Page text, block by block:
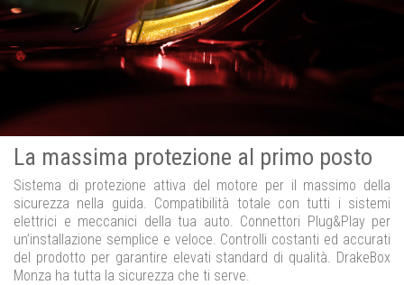
La massima protezione al primo posto
Sistema di protezione attiva del motore per il massimo della
sicurezza nella guida. Compatibilità totale con tutti i sistemi
elettrici e meccanici della tua auto. Connettori Plug&Play per
un’installazione semplice e veloce. Controlli costanti ed accurati
del prodotto per garantire elevati standard di qualità. DrakeBox
Monza ha tutta la sicurezza che ti serve.